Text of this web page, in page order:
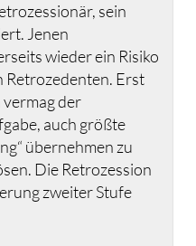
sein
Jenen
wieder ein Risiko
Retrozedenten. Erst
der
auch größte
übernehmen zu
Die Retrozession
zweiter Stufe